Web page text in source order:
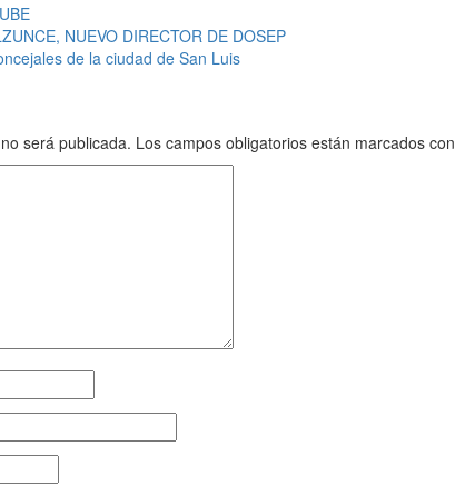
NUEVO DIRECTOR DE DOSEP
de la ciudad de San Luis
será publicada. Los campos obligatorios están marcados con